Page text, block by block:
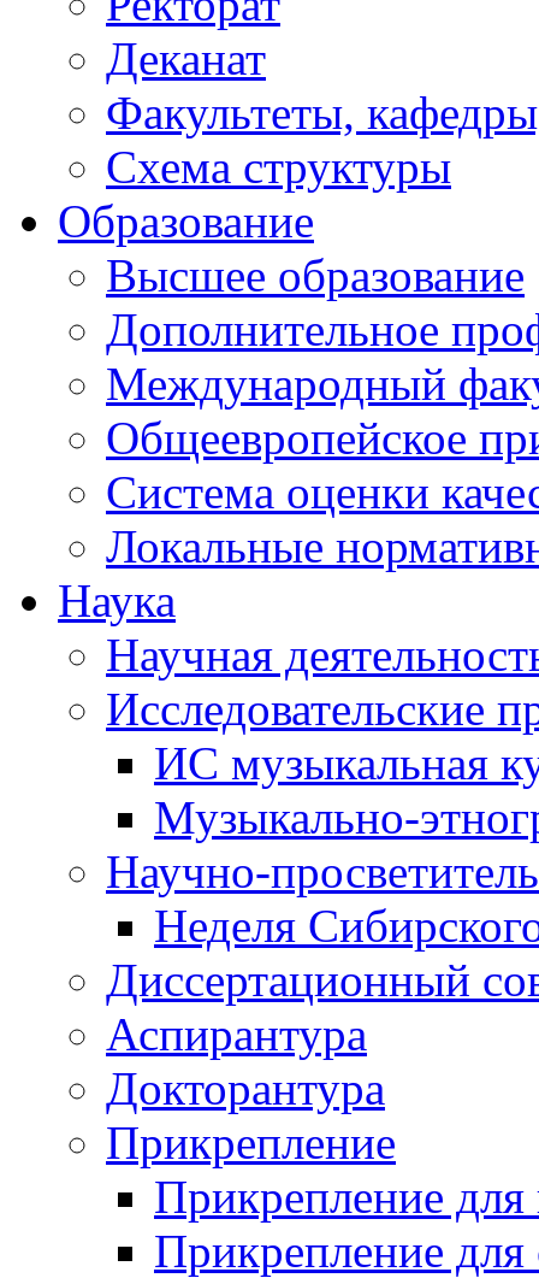
Деканат
Факультеты,
Схема структуры
Образование
Высшее образование
Дополнительное
Международный
Общеевропейское
Система оценки
Локальные
Наука
Научная
Исследовательские
ИС музыкальная
Музыкально-
Научно-
Неделя
Диссертационный
Аспирантура
Докторантура
Прикрепление
Прикрепление для
Прикрепление для